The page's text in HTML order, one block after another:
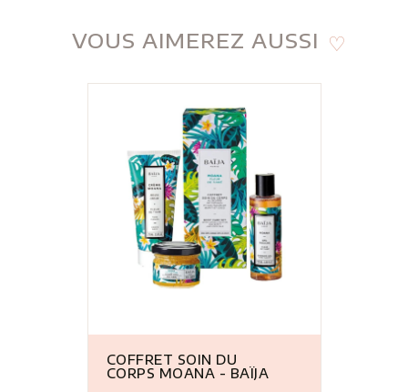
COFFRET SOIN DU
CORPS MOANA - BAÏJA